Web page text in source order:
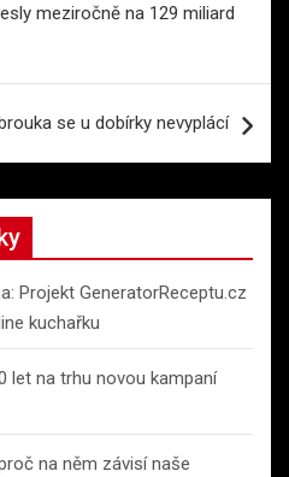
meziročně na 129 miliard
se u dobírky nevyplácí
Projekt GeneratorReceptu.cz
kuchařku
let na trhu novou kampaní
na něm závisí naše